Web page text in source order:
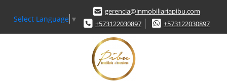
Select Language ▼
gerencia@inmobiliariapibu.com
+573122030897
+573122030897